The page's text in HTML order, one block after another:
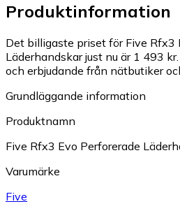
Produktinformation
Det billigaste priset för Five Rfx3
Läderhandskar just nu är 1 493 kr.
och erbjudande från nätbutiker
Grundläggande information
Produktnamn
Five Rfx3 Evo Perforerade
Varumärke
Five